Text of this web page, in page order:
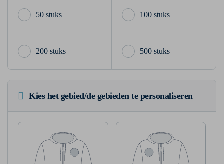
50 stuks 100 stuks
200 stuks 500 stuks
Kies het gebied/de gebieden te personaliseren